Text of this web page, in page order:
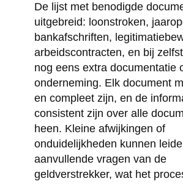
De lijst met benodigde
uitgebreid: loonstroken,
bankafschriften,
arbeidscontracten, en bij
nog eens extra documentatie
onderneming. Elk document
en compleet zijn, en de
consistent zijn over alle
heen. Kleine afwijkingen of
onduidelijkheden kunnen
aanvullende vragen van de
geldverstrekker, wat het